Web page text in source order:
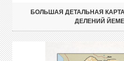
БОЛЬШАЯ ДЕТАЛЬНАЯ
ДЕЛЕНИЙ